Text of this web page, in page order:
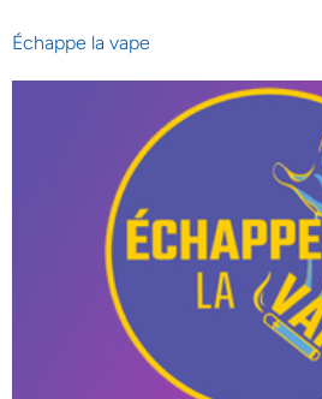
Échappe la vape